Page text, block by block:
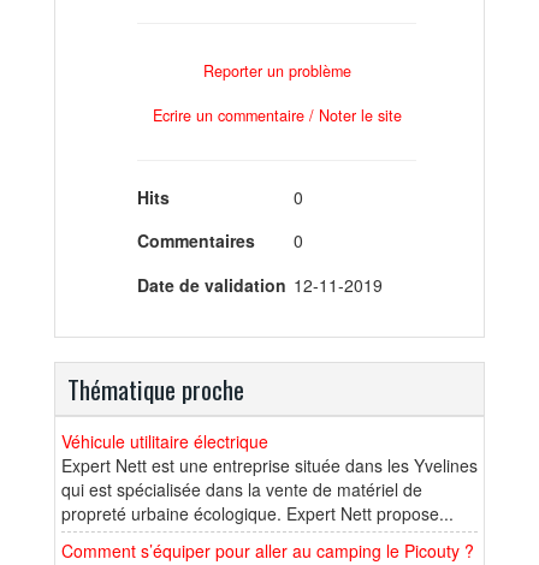
Reporter un problème
Ecrire un commentaire / Noter le site
Hits
0
Commentaires
0
Date de validation 12-11-2019
Thématique proche
Véhicule utilitaire électrique
Expert Nett est une entreprise située dans les Yvelines
qui est spécialisée dans la vente de matériel de
propreté urbaine écologique. Expert Nett propose...
Comment s’équiper pour aller au camping le Picouty ?